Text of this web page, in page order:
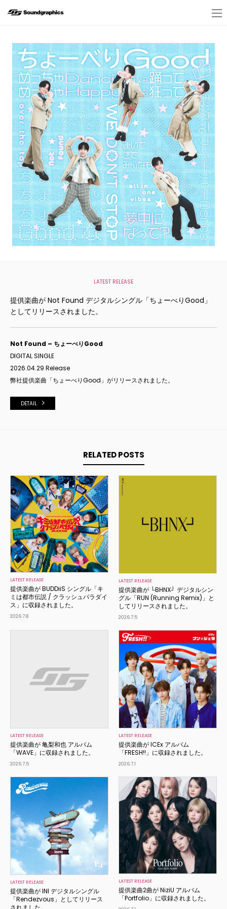
LATEST RELEASE
提供楽曲が Not Found デジタルシングル「ちょーべりGood」
としてリリースされました。
Not Found – ちょーべりGood
DIGITAL SINGLE
2026.04.29 Release
弊社提供楽曲「ちょーべりGood 」がリリースされました。
DETAIL
RELATED POSTS
LATEST RELEASE
提供楽曲が BUDDiiS シングル「キ
ミは都市伝説 / クラッシュパラダイ
ス」に収録されました。
2026.7.8
LATEST RELEASE
提供楽曲が └BHNX┘ デジタルシン
グル「RUN (Running Remix)」と
してリリースされました。
2026.7.5
LATEST RELEASE
提供楽曲が 亀梨和也 アルバム
「WAVE」に収録されました。
2026.7.5
LATEST RELEASE
提供楽曲が ICEx アルバム
「FRESH!!」に収録されました。
2026.7.1
LATEST RELEASE
提供楽曲が INI デジタルシングル
「Rendezvous」としてリリース
されました。
LATEST RELEASE
提供楽曲2曲が NiziU アルバム
「Portfolio」に収録されました。